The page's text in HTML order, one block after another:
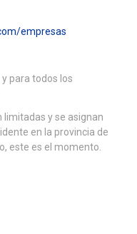
empresas
y para todos los
limitadas y se asignan
en la provincia de
este es el momento.